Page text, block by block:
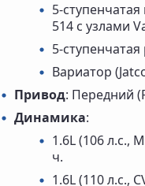
5-
514 с узлами
5-
Вариатор
Привод: Передний
Динамика:
1.6L (106 л.с.,
ч.
1.6L (110 л.с.,